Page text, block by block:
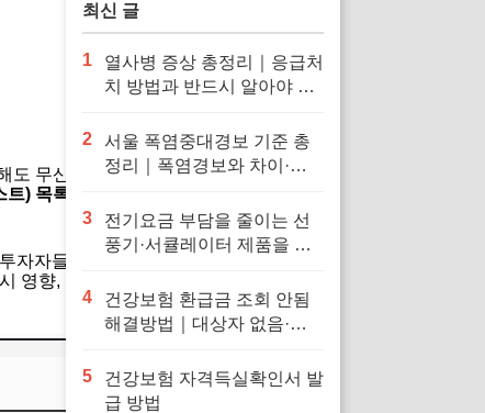
도 무산되었습니다. 현지 시
) 목록에 이름을 올리지 못
자자들이 체감하는 접근성
영향, 그리고 예상 일정을
최신 글
1
열사병 증상 총정리｜응급처
치 방법과 반드시 알아야 할
2
서울 폭염중대경보 기준 총
정리｜폭염경보와 차이·행
3
전기요금 부담을 줄이는 선
풍기·서큘레이터 제품을 확
4
건강보험 환급금 조회 안됨
해결방법｜대상자 없음·신
5
건강보험 자격득실확인서 발
급 방법